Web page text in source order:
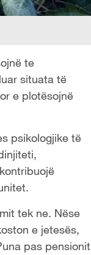
te
situata të
e plotësojnë
psikologjike të
tek ne. Nëse
e jetesës,
pas pensionit